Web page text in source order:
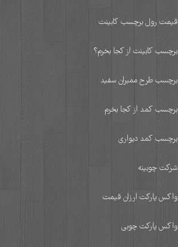
قیمت رول برچسب کابینت
برچسب کابینت از کجا بخرم؟
برچسب طرح ممبران سفید
برچسب کمد از کجا بخرم
برچسب کمد دیواری
شرکت چوبینه
واکس پارکت ارزان قیمت
واکس پارکت چوبی